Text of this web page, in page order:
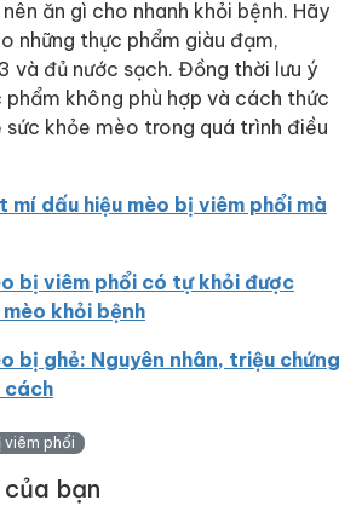
ăn gì cho nhanh khỏi bệnh. Hãy
những thực phẩm giàu đạm,
và đủ nước sạch. Đồng thời lưu ý
không phù hợp và cách thức
khỏe mèo trong quá trình điều
mí dấu hiệu mèo bị viêm phổi mà
bị viêm phổi có tự khỏi được
khỏi bệnh
bị ghẻ: Nguyên nhân, triệu chứng
cách
viêm phổi
bạn